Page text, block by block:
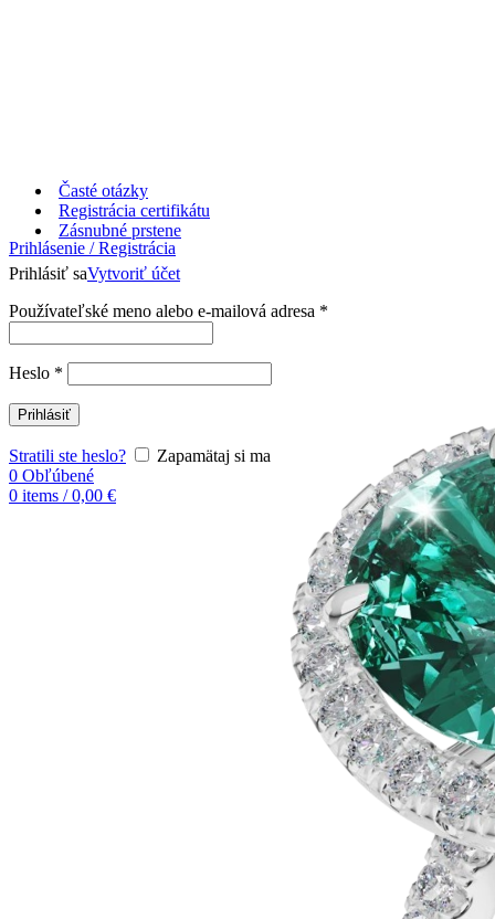
Časté otázky
Registrácia certifikátu
Prihlásenie / Registrácia
Prihlásiť saVytvoriť účet
Používateľské meno alebo e-mailová adresa *
Heslo *
Prihlásiť
Stratili ste heslo?
Zapamätaj si ma
0 Obľúbené
0 items / 0,00 €
Zásnubné prstene